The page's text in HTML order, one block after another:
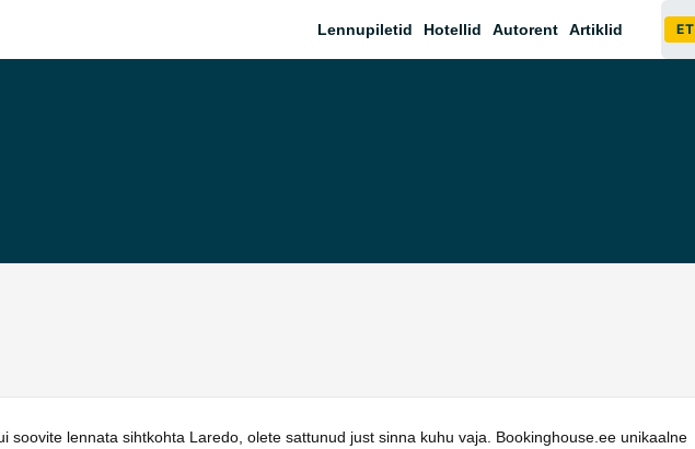
Lennupiletid Hotellid Autorent Artiklid ET
soovite lennata sihtkohta Laredo, olete sattunud just sinna kuhu vaja. Bookinghouse.ee unikaalne